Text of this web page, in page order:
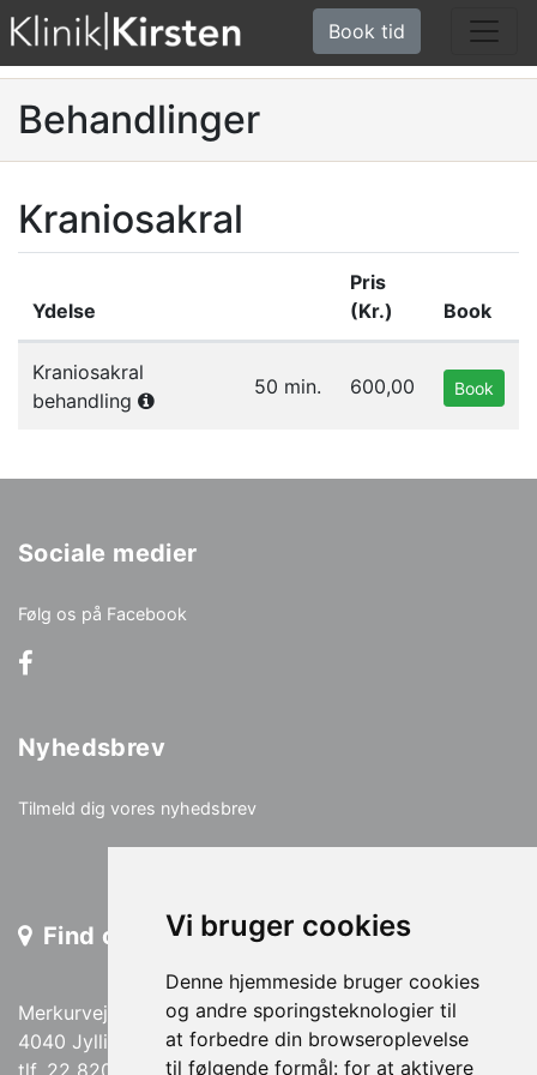
Vi bruger cookies
Denne hjemmeside bruger cookies
og andre sporingsteknologier til
at forbedre din browseroplevelse
til følgende formål: for at aktivere
Book tid
Behandlinger
Kraniosakral
Ydelse
Pris
(Kr.)
Book
Kraniosakral
behandling
50 min. 600,00 Book
Sociale medier
Følg os på Facebook
Nyhedsbrev
Tilmeld dig vores nyhedsbrev
Find os
Merkurvej 13
4040 Jyllinge
tlf. 22 820 820